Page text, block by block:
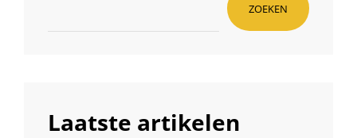
ZOEKEN
Laatste artikelen